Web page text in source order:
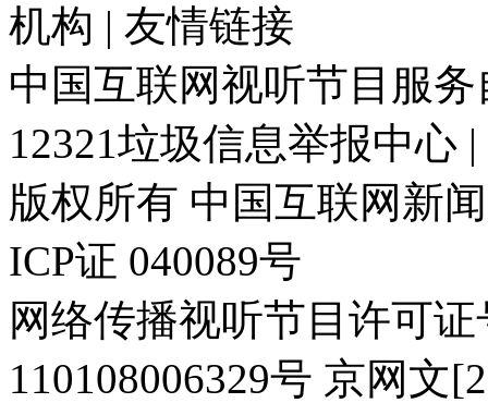
机构 | 友情链接
中国互联网视听节目服
12321垃圾信息举报中心
版权所有 中国互联网新
ICP证 040089号
网络传播视听节目许可
110108006329号 京网文